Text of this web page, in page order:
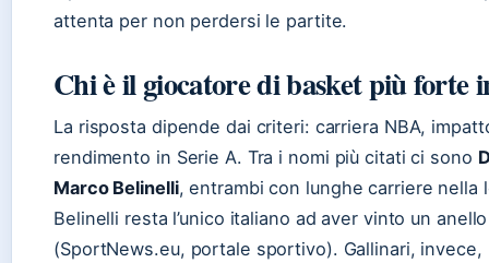
attenta per non perdersi le partite.
Chi è il giocatore di basket più forte
La risposta dipende dai criteri: carriera NBA,
rendimento in Serie A. Tra i nomi più citati ci sono
Marco Belinelli, entrambi con lunghe carriere nella
Belinelli resta l’unico italiano ad aver vinto un
(SportNews.eu, portale sportivo). Gallinari, invece,